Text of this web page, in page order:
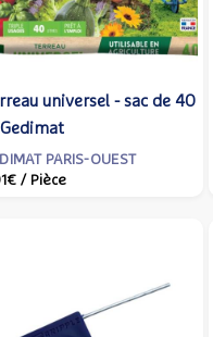
universel - sac de 40
PARIS-OUEST
/ Pièce